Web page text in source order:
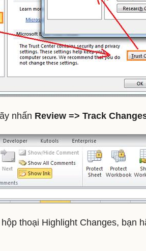
nhấn Review => Track
hộp thoại Highlight Changes, bạn